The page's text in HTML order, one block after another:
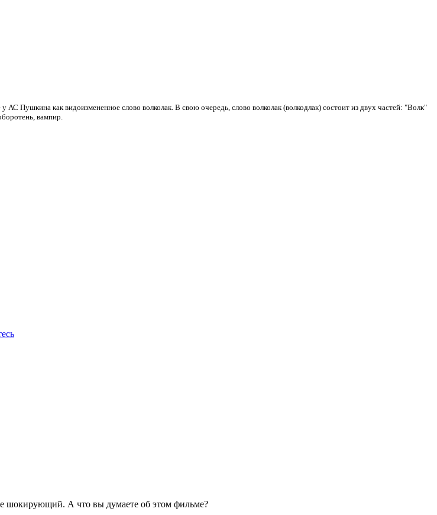
у АС Пушкина как видоизмененное слово волколак. В свою очередь, слово волколак (волкодлак) состоит из двух частей: "Волк"
вампир.
шокирующий. А что вы думаете об этом фильме?